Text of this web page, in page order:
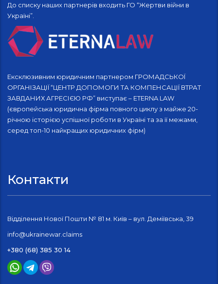
До списку наших партнерів входить ГО “Жертви війни в
Україні”.
Ексклюзивним юридичним партнером ГРОМАДСЬКОЇ
ОРГАНІЗАЦІЇ “ЦЕНТР ДОПОМОГИ ТА КОМПЕНСАЦІЇ ВТРАТ
ЗАВДАНИХ АГРЕСІЄЮ РФ” виступає – ETERNA LAW
(європейська юридична фірма повного циклу з майже 20-
річною історією успішної роботи в Україні та за її межами,
серед топ-10 найкращих юридичних фірм)
Контакти
Відділення Нової Пошти № 81 м. Київ – вул. Деміївська, 39
info@ukrainewar.claims
+380 (68) 385 30 14